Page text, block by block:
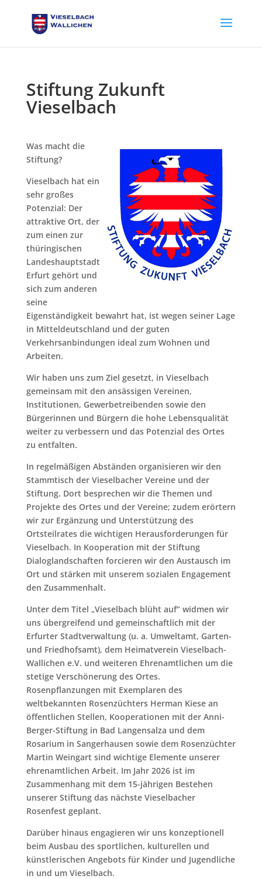
Stiftung Zukunft
Vieselbach
Was macht die
Stiftung?
Vieselbach hat ein
sehr großes
Potenzial: Der
attraktive Ort, der
zum einen zur
thüringischen
Landeshauptstadt
Erfurt gehört und
sich zum anderen
seine
Eigenständigkeit bewahrt hat, ist wegen seiner Lage
in Mitteldeutschland und der guten
Verkehrsanbindungen ideal zum Wohnen und
Arbeiten.
Wir haben uns zum Ziel gesetzt, in Vieselbach
gemeinsam mit den ansässigen Vereinen,
Institutionen, Gewerbetreibenden sowie den
Bürgerinnen und Bürgern die hohe Lebensqualität
weiter zu verbessern und das Potenzial des Ortes
zu entfalten.
In regelmäßigen Abständen organisieren wir den
Stammtisch der Vieselbacher Vereine und der
Stiftung. Dort besprechen wir die Themen und
Projekte des Ortes und der Vereine; zudem erörtern
wir zur Ergänzung und Unterstützung des
Ortsteilrates die wichtigen Herausforderungen für
Vieselbach. In Kooperation mit der Stiftung
Dialoglandschaften forcieren wir den Austausch im
Ort und stärken mit unserem sozialen Engagement
den Zusammenhalt.
Unter dem Titel „Vieselbach blüht auf“ widmen wir
uns übergreifend und gemeinschaftlich mit der
Erfurter Stadtverwaltung (u. a. Umweltamt, Garten-
und Friedhofsamt), dem Heimatverein Vieselbach-
Wallichen e.V. und weiteren Ehrenamtlichen um die
stetige Verschönerung des Ortes.
Rosenpflanzungen mit Exemplaren des
weltbekannten Rosenzüchters Herman Kiese an
öffentlichen Stellen, Kooperationen mit der Anni-
Berger-Stiftung in Bad Langensalza und dem
Rosarium in Sangerhausen sowie dem Rosenzüchter
Martin Weingart sind wichtige Elemente unserer
ehrenamtlichen Arbeit. Im Jahr 2026 ist im
Zusammenhang mit dem 15-jährigen Bestehen
unserer Stiftung das nächste Vieselbacher
Rosenfest geplant.
Darüber hinaus engagieren wir uns konzeptionell
beim Ausbau des sportlichen, kulturellen und
künstlerischen Angebots für Kinder und Jugendliche
in und um Vieselbach.